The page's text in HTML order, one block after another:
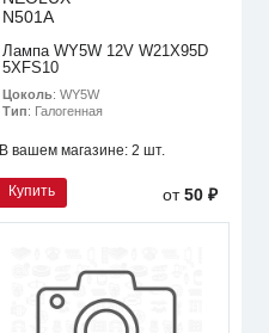
N501A
Лампа WY5W 12V W21X95D
5XFS10
Цоколь: WY5W
Тип: Галогенная
В вашем магазине: 2 шт.
Купить от50 ₽